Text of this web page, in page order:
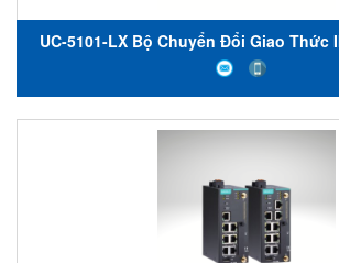
UC-5101-LX Bộ Chuyển Đổi Giao Thức
A8 1 GHz IIoT gateways Moxa